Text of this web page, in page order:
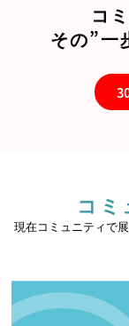
コ
その”一
コミ
現在コミュニティで